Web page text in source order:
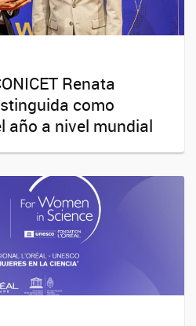
Renata
como
año a nivel mundial